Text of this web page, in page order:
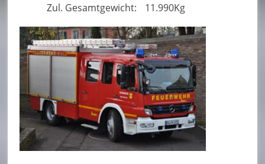
r
B
o
r
n
h
ei
Zul. Gesamtgewicht:
11.990Kg